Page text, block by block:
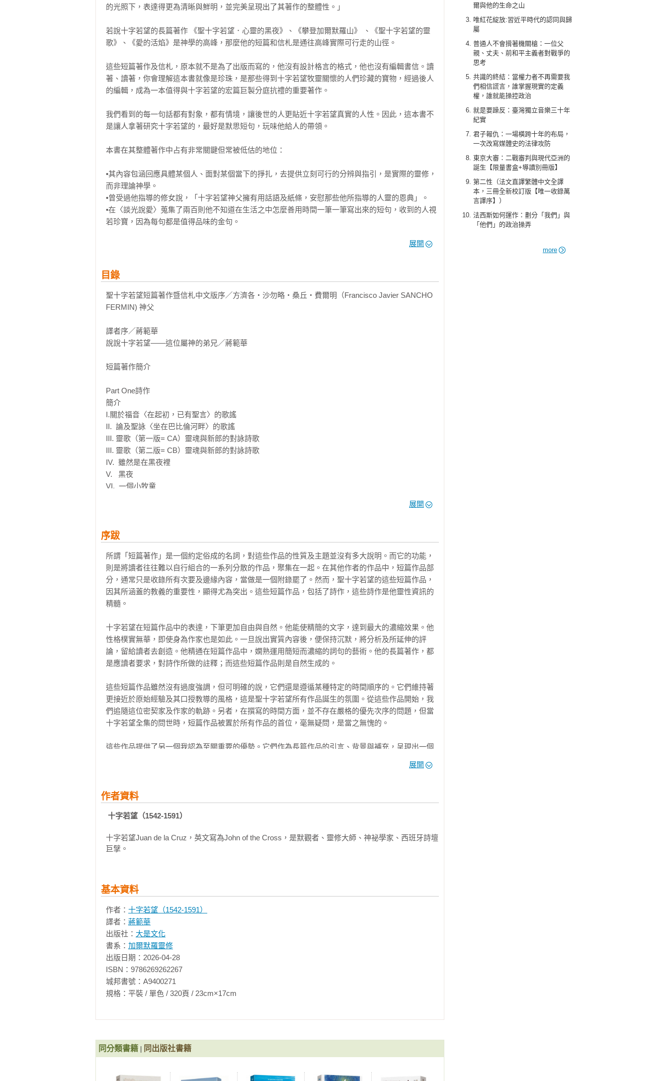
爾與他的生命之山
唯紅花綻放:習近平時代的認同與歸
屬
普通人不會揹著機關槍：一位父
親、丈夫、前和平主義者對戰爭的
思考
共識的終結：當權力者不再需要我
們相信謊言，誰掌握現實的定義
權，誰就能操控政治
就是要躁反：臺灣獨立音樂三十年
紀實
君子報仇：一場橫跨十年的布局，
一次改寫媒體史的法律攻防
東京大審：二戰審判與現代亞洲的
誕生【限量書盒+導讀別冊版】
第二性（法文直譯繁體中文全譯
本，三冊全新校訂版【唯一收錄萬
言譯序】）
法西斯如何運作：劃分「我們」與
「他們」的政治操弄
more
的光照下，表達得更為清晰與鮮明，並完美呈現出了其著作的整體性。」
若說十字若望的長篇著作 《聖十字若望．心靈的黑夜》、《攀登加爾默羅山》 、《聖十字若望的靈
歌》、《愛的活焰》是神學的高峰，那麼他的短篇和信札是通往高峰實際可行走的山徑。
這些短篇著作及信札，原本就不是為了出版而寫的，他沒有設計格言的格式，他也沒有編輯書信。讀
著、讀著，你會理解這本書就像是珍珠，是那些得到十字若望牧靈關懷的人們珍藏的寶物，經過後人
的編輯，成為一本值得與十字若望的宏篇巨製分庭抗禮的重要著作。
我們看到的每一句話都有對象，都有情境，讓後世的人更貼近十字若望真實的人性。因此，這本書不
是讓人拿著研究十字若望的，最好是默思短句，玩味他給人的帶領。
本書在其整體著作中占有非常關鍵但常被低估的地位：
•其內容包涵回應具體某個人、面對某個當下的掙扎，去提供立刻可行的分辨與指引，是實際的靈修，
而非理論神學。
•曾受過他指導的修女說，「十字若望神父擁有用話語及紙條，安慰那些他所指導的人靈的恩典」。
•在〈談光說愛〉蒐集了兩百則他不知道在生活之中怎麼善用時間一筆一筆寫出來的短句，收到的人視
若珍寶，因為每句都是值得品味的金句。
◎「凡不依靠導師與嚮導，喜歡獨來獨往的人，就如田野中的一株既孤單又無主的樹；即使有再多的
◎「因負重擔而跌倒的人，很難背負著重擔站起來。」
◎「蒼蠅若沾上蜂蜜，就會阻礙它的飛行；而靈魂若願緊握神修的美味不放， 便會妨礙其自由與默
觀。」
本保存了若望作為靈修導師在具體情境中的分辨實踐，是理解其主要著作不可或缺的材料。
進入他的短篇著作（書信、箴言、小紙條），整個人會「活起來」，而且神祕神學會變得可以操作、
本書收錄了十字若望的十五首短詩（包含〈黑夜〉、〈愛的活焰〉、〈靈歌〉），必須理解，十字若
望的重量級著作皆由短詩而來，短詩是他神學思想的源頭，大部分著作是他對短詩的註解。而這些詩
乘載著他神修迸發的感動，紀錄他最原始的神祕經驗。用詩來抒發神祕經驗，受到十字若望的熱愛，
他甚至說，有些事「只能用詩說出來」，因為詩是象徵的語言，能說出「不能說的」。短詩看似零
散、不系統性，卻是高度濃縮的神祕經驗，更適合用來默想、內化、操練。
這本書就是十字若望寫給朋友的提醒，沒有艱深的神學詞彙，用很簡單的話，幫你想清楚：什麼比較
重要、該怎麼做正確的選擇？他的這些文字，會像是一個很懂你的前輩，在你身邊溫柔地接住你的煩
展開
目錄
聖十字若望短篇著作暨信札中文版序／方濟各・沙勿略・桑丘・費爾明（Francisco Javier SANCHO
FERMIN) 神父
譯者序／蔣範華
說說十字若望——這位屬神的弟兄／蔣範華
短篇著作簡介
Part One詩作
簡介
I.關於福音〈在起初，已有聖言〉的歌謠
II.  論及聖詠〈坐在巴比倫河畔〉的歌謠
III. 靈歌（第一版= CA）靈魂與新郎的對詠詩歌
III. 靈歌（第二版= CB）靈魂與新郎的對詠詩歌
IV.  雖然是在黑夜裡
V.   黑夜
VI.  一個小牧童
X.     在一場情意綿綿的追逐之後
XII.   藉著所有的美
XIII. 為全心體味祂
XIV.  聖誕
XV.   全德的頂峰
簡介
前言
1.  安度哈（ Andujar）手稿的古抄本
2.有關愛的幾點提醒。
4. 瑪利亞．耶穌（María de Jesús）所記得的幾則提醒。
5. 其他的提醒。
Part Three〈勸言〉
本文
本文
Part Five〈全德的不同等级〉
簡介
本文
本文
Part Seven〈全德之山〉或〈加爾默羅山 〉
簡介
抄本
一小撮句子
簡介
1. 致：赤足加爾默羅修女會加大利納．耶穌（Catalina de Jesús）修女
5. 致：同一位安納．聖雅爾伯姆姆
6. 致：一位赤足加爾默羅修女瑪利亞．耶穌誕生（María del Nacimiento）
7. 致：在貝雅斯（海恩省）赤足加爾默羅修女會的修女們
展開
序跋
所謂「短篇著作」是一個約定俗成的名詞，對這些作品的性質及主題並沒有多大說明。而它的功能，
則是將讀者往往難以自行組合的一系列分散的作品，聚集在一起。在其他作者的作品中，短篇作品部
分，通常只是收錄所有次要及邊緣內容，當做是一個附錄罷了。然而，聖十字若望的這些短篇作品，
因其所涵蓋的教義的重要性，顯得尤為突出。這些短篇作品，包括了詩作，這些詩作是他靈性資訊的
精髓。
十字若望在短篇作品中的表達，下筆更加自由與自然。他能使精簡的文字，達到最大的濃縮效果。他
性格樸實無華，即使身為作家也是如此。一旦說出實質內容後，便保持沉默，將分析及所延伸的評
論，留給讀者去創造。他精通在短篇作品中，嫻熟運用簡短而濃縮的詞句的藝術。他的長篇著作，都
是應讀者要求，對詩作所做的註釋；而這些短篇作品則是自然生成的。
這些短篇作品雖然沒有過度強調，但可明確的說，它們還是遵循某種特定的時間順序的。它們維持著
更接近於原始經驗及其口授教導的風格，這是聖十字若望所有作品誕生的氛圍。從這些作品開始，我
們追隨這位密契家及作家的軌跡。另者，在撰寫的時間方面，並不存在嚴格的優先次序的問題，但當
十字若望全集的問世時，短篇作品被置於所有作品的首位，毫無疑問，是當之無愧的。
這些作品提供了另一個我認為至關重要的優勢。它們作為長篇作品的引言、背景與補充，呈現出一個
一篇作品，都突顯了一個既不同且又互補的重要面向。沒有一篇是處於邊緣的，也沒有一篇是鶴立雞
經驗做引導的神祕導師。〈勸言〉：苦行者，一位面對具體事物的嚴格教師。所有這些，都同時存在
這些簡短的作品及其分散性，使它們難以保存。由於經常針對特定個人，許多作品在最初及傳播過程
序。以〈詩作〉及〈勸言〉為例，它們之間存在著巨大的差異。而〈談光說愛〉與〈勸言〉之間的區
別，則並不那麼明顯，雖然它們明顯保持著不同的語調。因此我更喜歡在其特性中做檢視。為每篇作
品做介紹時，將做進一步的解釋。
展開
作者資料
十字若望（1542-1591）
十字若望Juan de la Cruz，英文寫為John of the Cross，是默觀者、靈修大師、神祕學家、西班牙詩壇
巨擘。
基本資料
作者： 十字若望（1542-1591）
譯者： 蔣範華
出版社： 大是文化
書系： 加爾默羅靈修
出版日期：2026-04-28
ISBN：9786269262267
城邦書號：A9400271
規格：平裝 / 單色 / 320頁 / 23cm×17cm
同分類書籍 同出版社書籍